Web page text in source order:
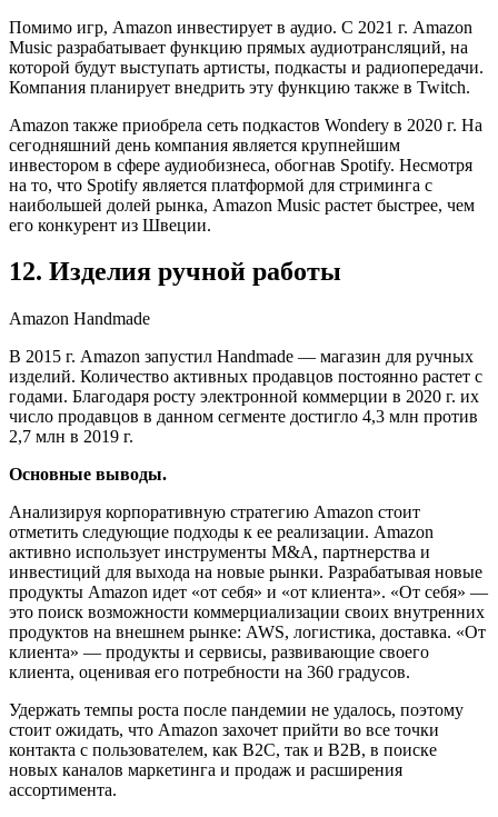
Помимо игр, Amazon инвестирует в аудио. C 2021 г. Amazon
Music разрабатывает функцию прямых аудиотрансляций, на
которой будут выступать артисты, подкасты и радиопередачи.
Компания планирует внедрить эту функцию также в Twitch.
Amazon также приобрела сеть подкастов Wondery в 2020 г. На
сегодняшний день компания является крупнейшим
инвестором в сфере аудиобизнеса, обогнав Spotify. Несмотря
на то, что Spotify является платформой для стриминга с
наибольшей долей рынка, Amazon Music растет быстрее, чем
его конкурент из Швеции.
12. Изделия ручной работы
Amazon Handmade
В 2015 г. Amazon запустил Handmade — магазин для ручных
изделий. Количество активных продавцов постоянно растет с
годами. Благодаря росту электронной коммерции в 2020 г. их
число продавцов в данном сегменте достигло 4,3 млн против
2,7 млн в 2019 г.
Основные выводы.
Анализируя корпоративную стратегию Amazon стоит
отметить следующие подходы к ее реализации. Amazon
активно использует инструменты M&A, партнерства и
инвестиций для выхода на новые рынки. Разрабатывая новые
продукты Amazon идет «от себя» и «от клиента». «От себя» —
это поиск возможности коммерциализации своих внутренних
продуктов на внешнем рынке: AWS, логистика, доставка. «От
клиента» — продукты и сервисы, развивающие своего
клиента, оценивая его потребности на 360 градусов.
Удержать темпы роста после пандемии не удалось, поэтому
стоит ожидать, что Amazon захочет прийти во все точки
контакта с пользователем, как B2C, так и B2B, в поиске
новых каналов маркетинга и продаж и расширения
ассортимента.